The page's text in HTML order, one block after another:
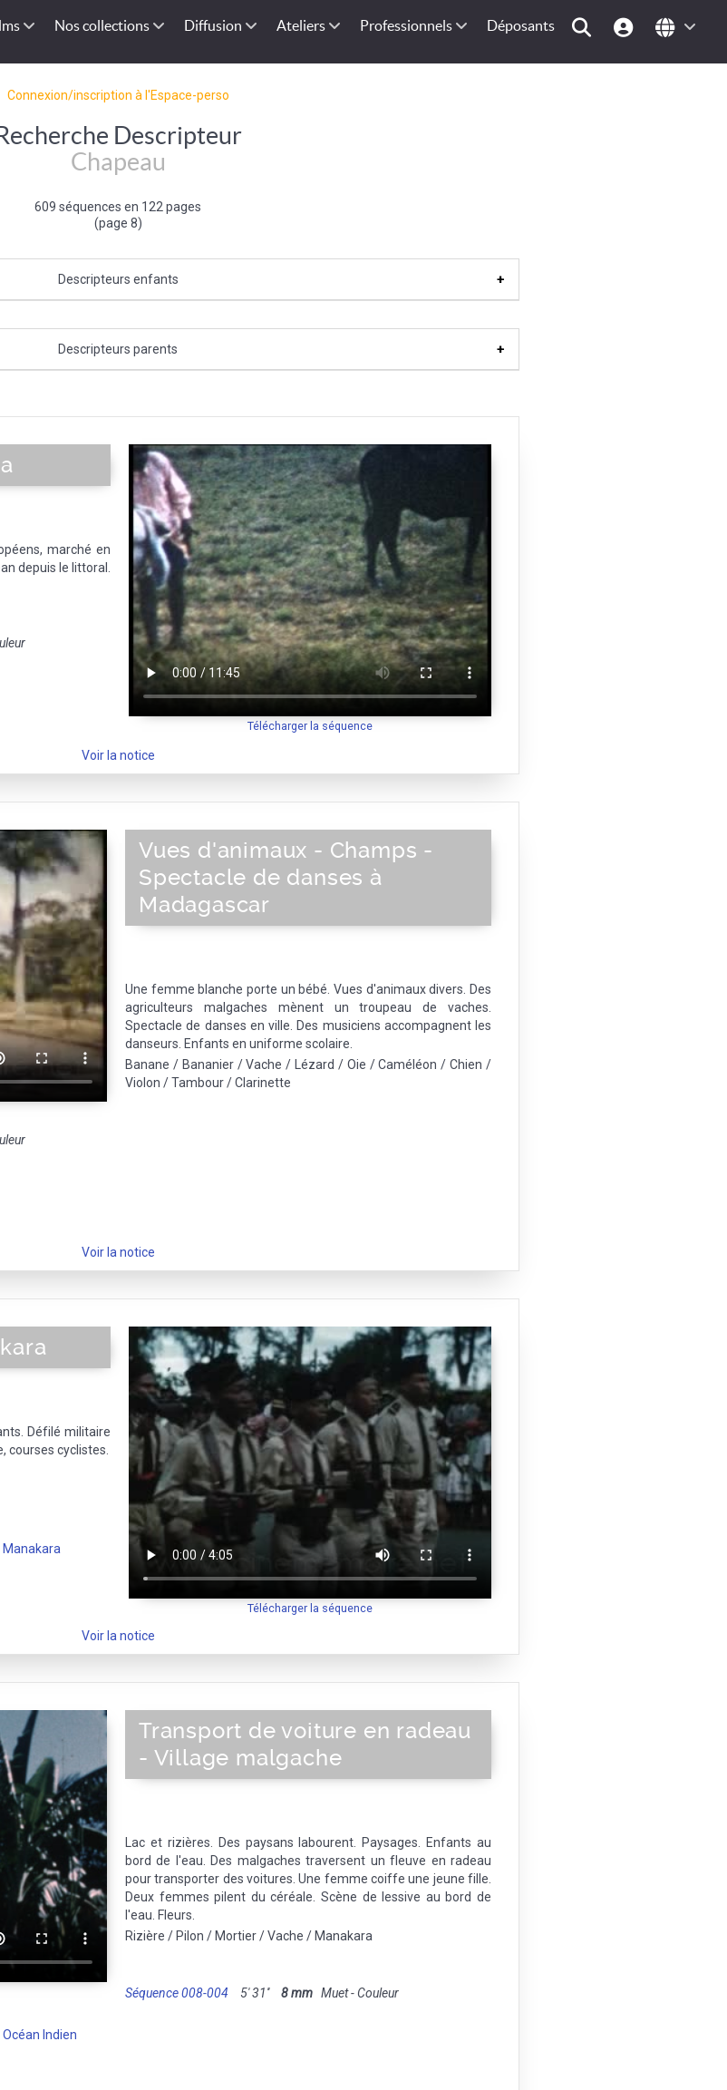
Nos collections Diffusion Ateliers Professionnels Déposants
Connexion/inscription à l'Espace-perso
Recherche Descripteur
Chapeau
609 séquences en 122 pages
(page 8)
Descripteurs enfants
|Chapeau de paille|Sombrero|Toque|Bob|Cagoule|Béret|Bonnet|Chachia|
Chech
Descripteurs parents
Télécharger la séquence
marché en
depuis le littoral.
Voir la notice
Vues d'animaux - Champs -
Spectacle de danses à
Madagascar
Une femme blanche porte un bébé. Vues d'animaux divers. Des
agriculteurs malgaches mènent un troupeau de vaches.
Spectacle de danses en ville. Des musiciens accompagnent les
danseurs. Enfants en uniforme scolaire.
Banane / Bananier / Vache / Lézard / Oie / Caméléon / Chien /
Violon / Tambour / Clarinette
Voir la notice
Télécharger la séquence
Défilé militaire
courses cyclistes.
Manakara
Voir la notice
Transport de voiture en radeau
- Village malgache
Lac et rizières. Des paysans labourent. Paysages. Enfants au
bord de l'eau. Des malgaches traversent un fleuve en radeau
pour transporter des voitures. Une femme coiffe une jeune fille.
Deux femmes pilent du céréale. Scène de lessive au bord de
l'eau. Fleurs.
Rizière / Pilon / Mortier / Vache / Manakara
Séquence 008-004 5' 31'' 8 mm Muet - Couleur
Océan Indien